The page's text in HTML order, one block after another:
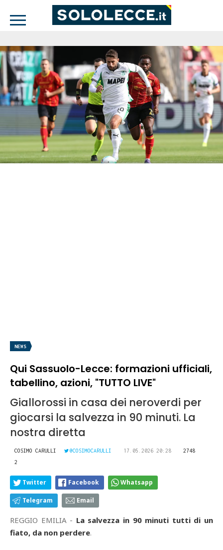
NEWS
Qui Sassuolo-Lecce: formazioni ufficiali,
tabellino, azioni, "TUTTO LIVE"
Giallorossi in casa dei neroverdi per
giocarsi la salvezza in 90 minuti. La
nostra diretta
COSIMO CARULLI @COSIMOCARULLI 17.05.2026 20:28
2748
2
Twitter Facebook Whatsapp
Telegram Email
REGGIO EMILIA - La salvezza in 90 minuti tutti di un
fiato, da non perdere.